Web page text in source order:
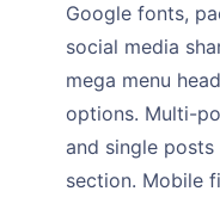
Google fonts,
social media
mega menu
options. Multi-
and single
section. Mobile